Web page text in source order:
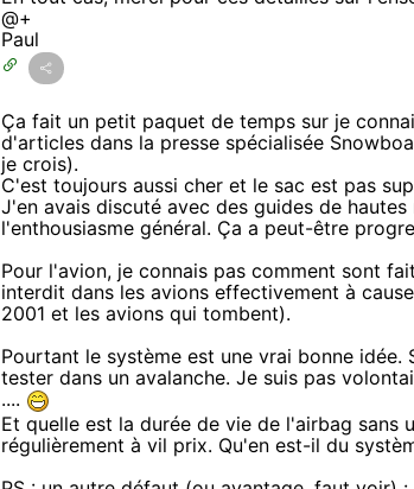
@+
Paul
Ça fait un petit paquet de temps sur je
d'articles dans la presse spécialisée
je crois).
C'est toujours aussi cher et le sac est pas
J'en avais discuté avec des guides de
l'enthousiasme général. Ça a peut-être
Pour l'avion, je connais pas comment sont
interdit dans les avions effectivement à
2001 et les avions qui tombent).
Pourtant le système est une vrai bonne
tester dans un avalanche. Je suis pas
....
Et quelle est la durée de vie de l'airbag
régulièrement à vil prix. Qu'en est-il du